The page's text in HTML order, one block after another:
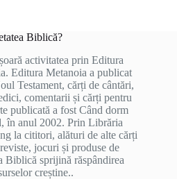
Biblică?
activitatea prin Editura
Editura Metanoia a publicat
Testament, cărți de cântări,
comentarii și cărți pentru
publicată a fost Când dorm
în anul 2002. Prin Librăria
la cititori, alături de alte cărți
jocuri și produse de
Biblică sprijină răspândirea
creștine..